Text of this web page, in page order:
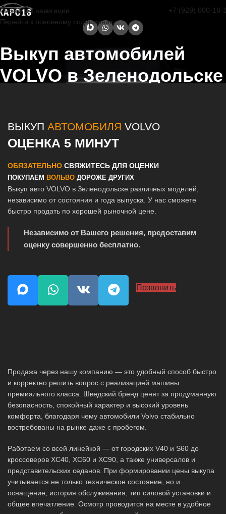
Перейти к навигации
Перейти к основному содержанию
+7 (929) 600-16-
Выкуп автомобилей
VOLVO в Зеленодольске
ВЫКУП АВТОМОБИЛЯ VOLVO
ОЦЕНКА 5 МИНУТ
ОБЯЗАТЕЛЬНО СВЯЖИТЕСЬ ДЛЯ ОЦЕНКИ
ПОКУПАЕМ ВОЛЬВО ДОРОЖЕ ДРУГИХ
Выкуп авто VOLVO в Зеленодольске различных моделей,
независимо от состояния и года выпуска. У нас сможете
быстро продать по хорошей рыночной цене.
Независимо от Вашего решения, предоставим
оценку совершенно бесплатно.
Позвонить
Продажа через нашу компанию — это удобный способ быстро
и корректно решить вопрос с реализацией машины
премиального класса. Шведский бренд ценят за продуманную
безопасность, спокойный характер и высокий уровень
комфорта, благодаря чему автомобили Volvo стабильно
востребованы на рынке даже с пробегом.
Работаем со всей линейкой — от городских V40 и S60 до
кроссоверов XC40, XC60 и XC90, а также универсалов и
представительских седанов. При формировании цены выкупа
учитывается не только техническое состояние, но и
оснащение, история обслуживания, тип силовой установки и
общее впечатление. Осмотр проводится на месте в удобное